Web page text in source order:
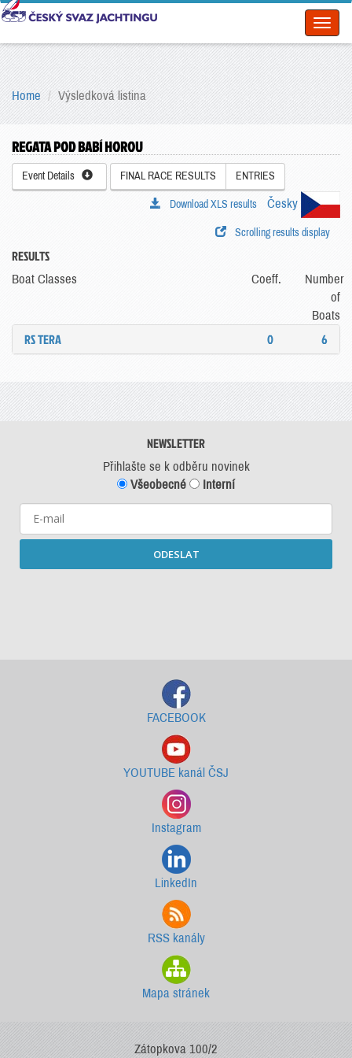
Home Výsledková listina
REGATA POD BABÍ HOROU
Event Details FINAL RACE RESULTS ENTRIES
Česky
Download XLS results
Scrolling results display
RESULTS
Boat Classes Coeff.
Number
of
Boats
RS TERA 0 6
NEWSLETTER
Přihlašte se k odběru novinek
Všeobecné
Interní
ODESLAT
FACEBOOK
YOUTUBE kanál ČSJ
Instagram
LinkedIn
RSS kanály
Mapa stránek
Zátopkova 100/2